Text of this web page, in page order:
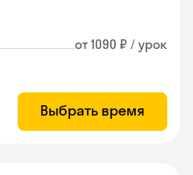
от 1090 ₽ / урок
Выбрать время